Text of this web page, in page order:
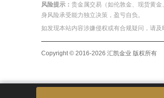
风险提示： 贵金属交易（如伦敦金、现货黄
身风险承受能力独立决策，盈亏自负。
如发现本站内容涉嫌侵权或有合规疑问，请
Copyright © 2016-2026 汇凯金业 版权所有